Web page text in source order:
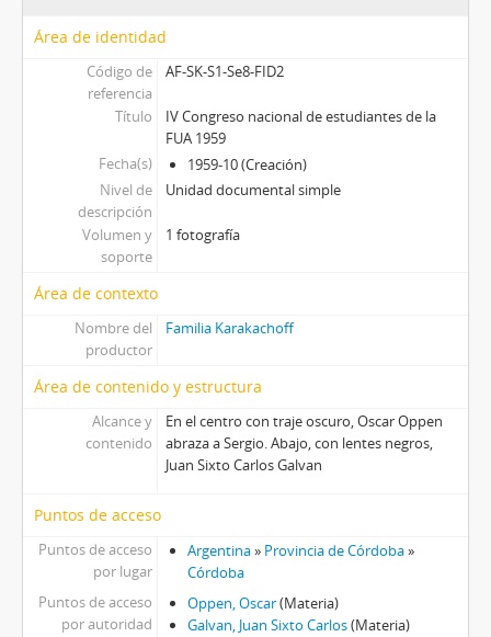
Área de identidad
Código de
referencia
AF-SK-S1-Se8-FID2
Título
IV Congreso nacional de estudiantes de la
FUA 1959
Fecha(s)
1959-10 (Creación)
Nivel de
descripción
Unidad documental simple
Volumen y
soporte
1 fotografía
Área de contexto
Nombre del
productor
Familia Karakachoff
Área de contenido y estructura
Alcance y
contenido
En el centro con traje oscuro, Oscar Oppen
abraza a Sergio. Abajo, con lentes negros,
Juan Sixto Carlos Galvan
Puntos de acceso
Puntos de acceso
por lugar
Argentina» Provincia de Córdoba»
Córdoba
Puntos de acceso
por autoridad
Oppen, Oscar(Materia)
Galvan, Juan Sixto Carlos(Materia)